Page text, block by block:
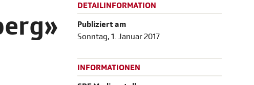
DETAILINFORMATION
Publiziert am
Sonntag, 1. Januar 2017
INFORMATIONEN